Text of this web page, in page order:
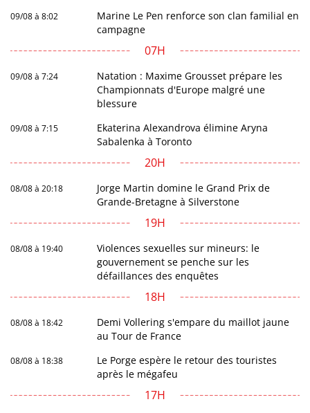
09/08 à 8:02
Marine Le Pen renforce son clan familial en
campagne
07H
09/08 à 7:24
Natation : Maxime Grousset prépare les
Championnats d'Europe malgré une
blessure
09/08 à 7:15
Ekaterina Alexandrova élimine Aryna
Sabalenka à Toronto
20H
08/08 à 20:18
Jorge Martin domine le Grand Prix de
Grande-Bretagne à Silverstone
19H
08/08 à 19:40
Violences sexuelles sur mineurs: le
gouvernement se penche sur les
défaillances des enquêtes
18H
08/08 à 18:42
Demi Vollering s'empare du maillot jaune
au Tour de France
08/08 à 18:38
Le Porge espère le retour des touristes
après le mégafeu
17H